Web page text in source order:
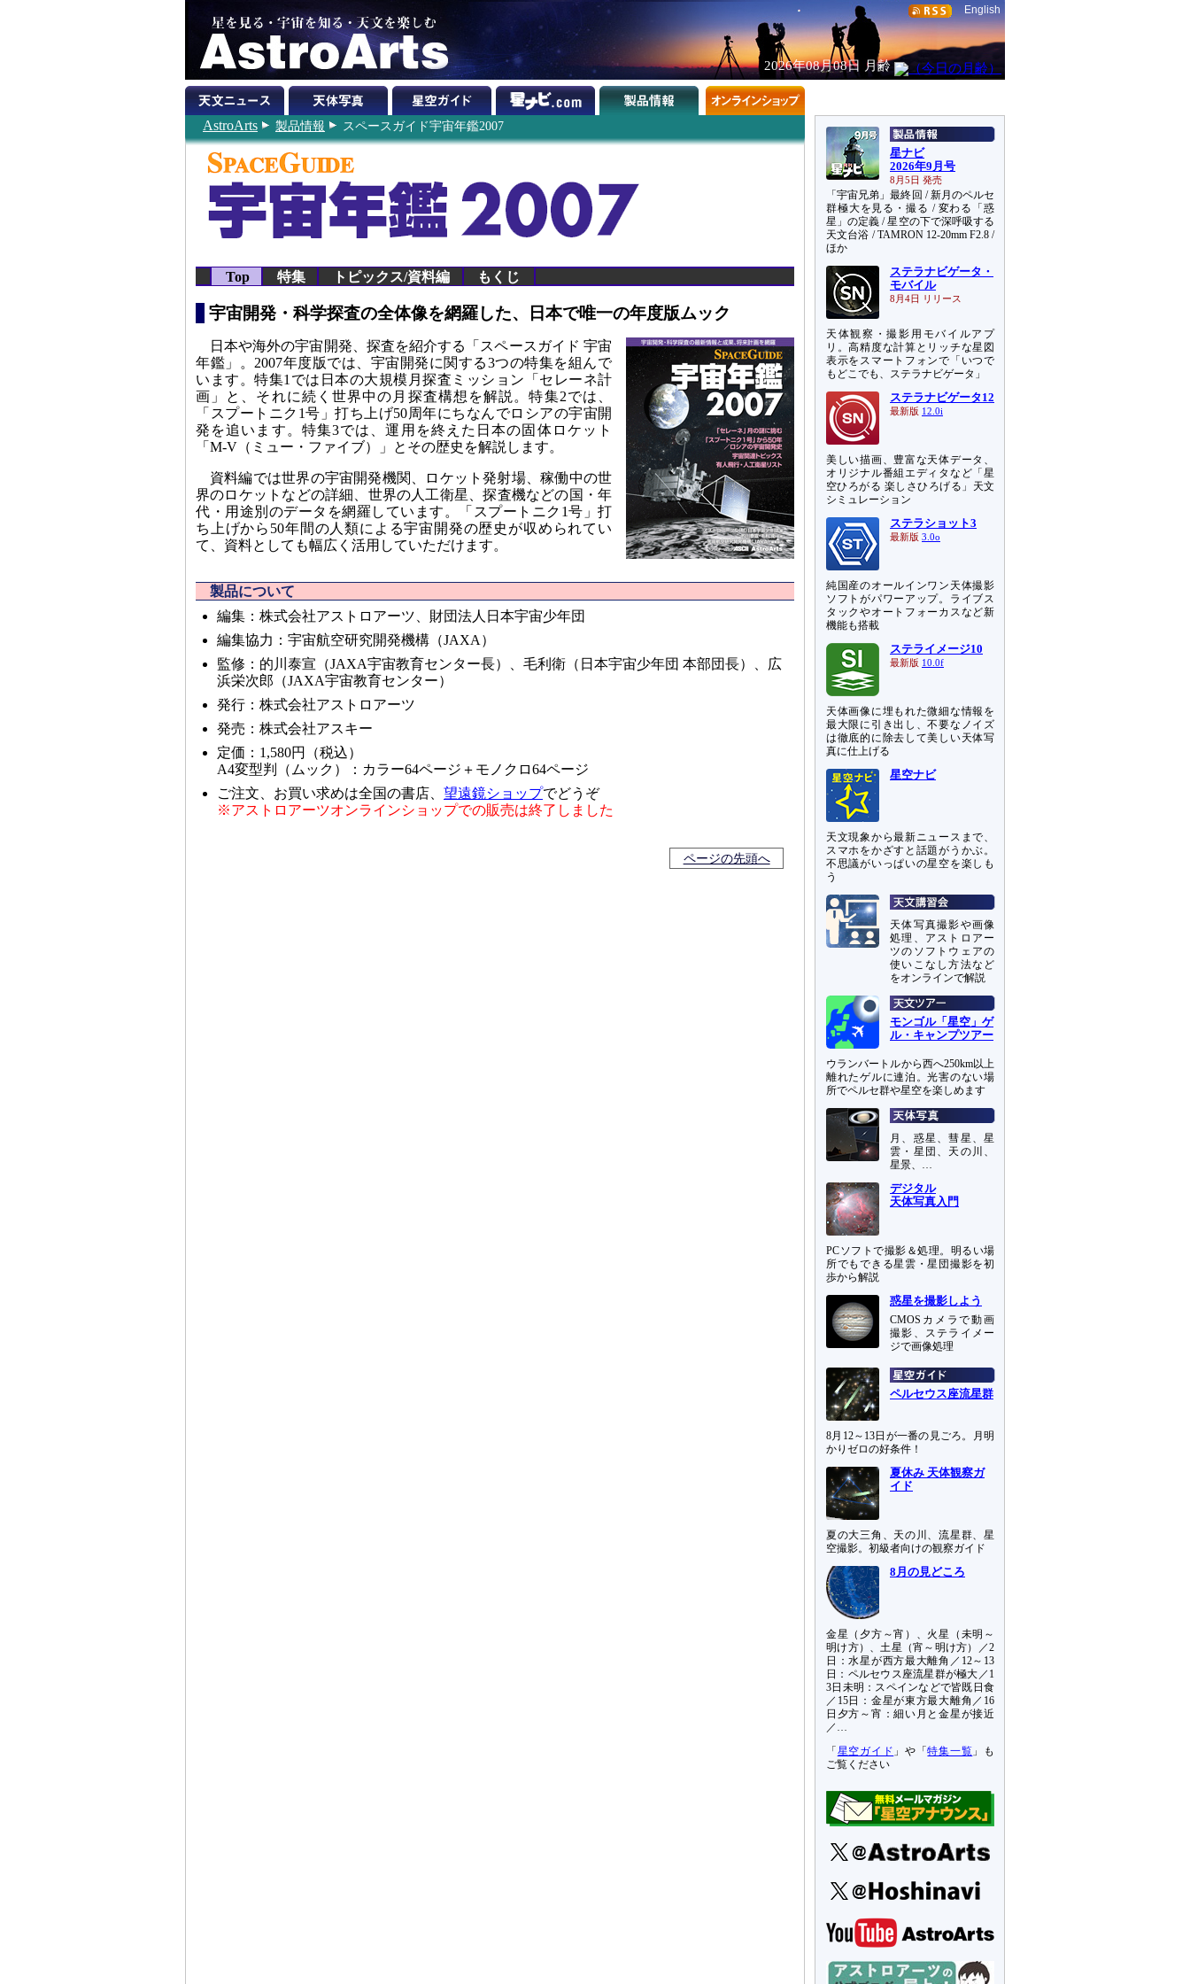
English
2026年08月08日 月齢
AstroArts 製品情報 スペースガイド宇宙年鑑2007
Top 特集 トピックス/資料編 もくじ
宇宙開発・科学探査の全体像を網羅した、日本で唯一の年度版ムック
日本や海外の宇宙開発、探査を紹介する「スペースガイド 宇宙
年鑑」。2007年度版では、宇宙開発に関する3つの特集を組んで
います。特集1では日本の大規模月探査ミッション「セレーネ計
画」と、それに続く世界中の月探査構想を解説。特集2では、
「スプートニク1号」打ち上げ50周年にちなんでロシアの宇宙開
発を追います。特集3では、運用を終えた日本の固体ロケット
「M-V（ミュー・ファイブ）」とその歴史を解説します。
資料編では世界の宇宙開発機関、ロケット発射場、稼働中の世
界のロケットなどの詳細、世界の人工衛星、探査機などの国・年
代・用途別のデータを網羅しています。「スプートニク1号」打
ち上げから50年間の人類による宇宙開発の歴史が収められてい
て、資料としても幅広く活用していただけます。
製品について
編集：株式会社アストロアーツ、財団法人日本宇宙少年団
編集協力：宇宙航空研究開発機構（JAXA）
監修：的川泰宣（JAXA宇宙教育センター長）、毛利衛（日本宇宙少年団 本部団長）、広
浜栄次郎（JAXA宇宙教育センター）
発行：株式会社アストロアーツ
発売：株式会社アスキー
定価：1,580円（税込）
A4変型判（ムック）：カラー64ページ＋モノクロ64ページ
ご注文、お買い求めは全国の書店、 望遠鏡ショップでどうぞ
※アストロアーツオンラインショップでの販売は終了しました
ページの先頭へ
星ナビ
2026年9月号
8月5日 発売
「宇宙兄弟」最終回 / 新月のペルセ
群極大を見る・撮る / 変わる「惑
星」の定義 / 星空の下で深呼吸する
天文台浴 / TAMRON 12-20mm F2.8 /
ほか
ステラナビゲータ・
モバイル
8月4日 リリース
天体観察・撮影用モバイルアプ
リ。高精度な計算とリッチな星図
表示をスマートフォンで「いつで
もどこでも、ステラナビゲータ」
ステラナビゲータ12
最新版 12.0i
美しい描画、豊富な天体データ、
オリジナル番組エディタなど「星
空ひろがる 楽しさひろげる」天文
シミュレーション
ステラショット3
最新版 3.0o
純国産のオールインワン天体撮影
ソフトがパワーアップ。ライブス
タックやオートフォーカスなど新
機能も搭載
ステライメージ10
最新版 10.0f
天体画像に埋もれた微細な情報を
最大限に引き出し、不要なノイズ
は徹底的に除去して美しい天体写
真に仕上げる
星空ナビ
天文現象から最新ニュースまで、
スマホをかざすと話題がうかぶ。
不思議がいっぱいの星空を楽しも
う
天体写真撮影や画像
処理、アストロアー
ツのソフトウェアの
使いこなし方法など
をオンラインで解説
モンゴル「星空」ゲ
ル・キャンプツアー
ウランバートルから西へ250km以上
離れたゲルに連泊。光害のない場
所でペルセ群や星空を楽しめます
月、惑星、彗星、星
雲・星団、天の川、
星景、…
デジタル
天体写真入門
PCソフトで撮影＆処理。明るい場
所でもできる星雲・星団撮影を初
歩から解説
惑星を撮影しよう
CMOSカメラで動画
撮影、ステライメー
ジで画像処理
ペルセウス座流星群
8月12～13日が一番の見ごろ。月明
かりゼロの好条件！
夏休み 天体観察ガ
イド
夏の大三角、天の川、流星群、星
空撮影。初級者向けの観察ガイド
8月の見どころ
金星（夕方～宵）、火星（未明～
明け方）、土星（宵～明け方）／2
日：水星が西方最大離角／12～13
日：ペルセウス座流星群が極大／1
3日未明：スペインなどで皆既日食
／15日：金星が東方最大離角／16
日夕方～宵：細い月と金星が接近
／…
「 星空ガイド 」や「特集一覧 」も
ご覧ください